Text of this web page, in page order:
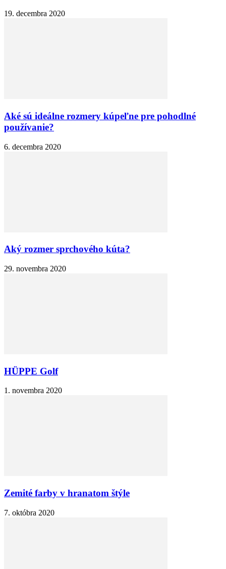
19. decembra 2020
Aké sú ideálne rozmery kúpeľne pre pohodlné
používanie?
6. decembra 2020
Aký rozmer sprchového kúta?
29. novembra 2020
HÜPPE Golf
1. novembra 2020
Zemité farby v hranatom štýle
7. októbra 2020